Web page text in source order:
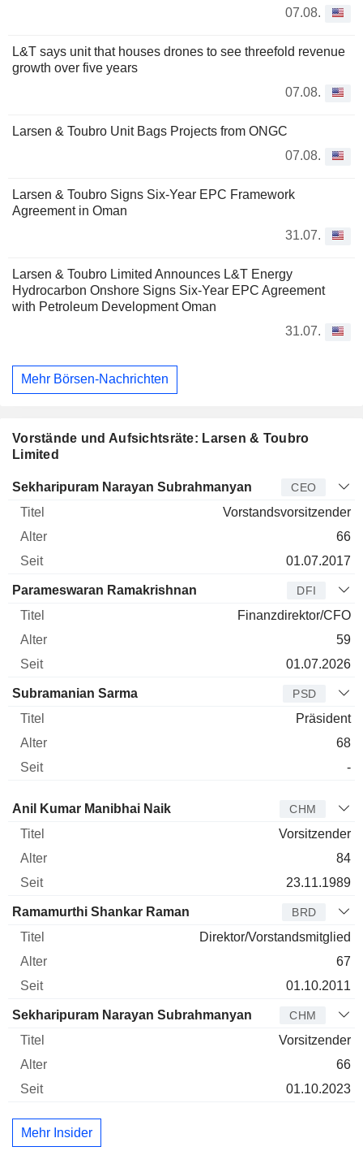
07.08.
L&T says unit that houses drones to see threefold revenue
growth over five years
07.08.
Larsen & Toubro Unit Bags Projects from ONGC
07.08.
Larsen & Toubro Signs Six-Year EPC Framework
Agreement in Oman
31.07.
Larsen & Toubro Limited Announces L&T Energy
Hydrocarbon Onshore Signs Six-Year EPC Agreement
with Petroleum Development Oman
31.07.
Mehr Börsen-Nachrichten
Vorstände und Aufsichtsräte: Larsen & Toubro
Limited
Manager Titel Alter Seit
Sekharipuram Narayan Subrahmanyan CEO
Vorstandsvorsitzender
66
01.07.2017
Parameswaran Ramakrishnan DFI
Finanzdirektor/CFO
59
01.07.2026
Subramanian Sarma PSD
Präsident
68
-
Verwaltungsratsmitglied Titel
Anil Kumar Manibhai Naik CHM
Vorsitzender
84
23.11.1989
Ramamurthi Shankar Raman BRD
Direktor/Vorstandsmitglied
67
01.10.2011
Sekharipuram Narayan Subrahmanyan CHM
Vorsitzender
66
01.10.2023
Mehr Insider